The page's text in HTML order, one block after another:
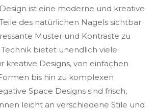
ist eine moderne und kreative
des natürlichen Nagels sichtbar
Muster und Kontraste zu
bietet unendlich viele
kreative Designs, von einfachen
bis hin zu komplexen
Space Designs sind frisch,
leicht an verschiedene Stile und